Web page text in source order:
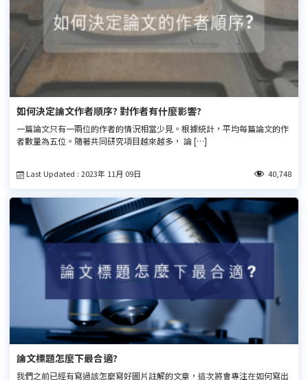
如何決定論文作者順序? 對作者有什麼影響?
一篇論文只有一兩位的作者的情況相當少見。根據統計，平均每篇論文的作
者數量為五位。隨著共同研究項目越來越多， 論 […]
Last Updated : 2023年 11月 09日 40,748
論文標題怎麼下最合適?
我們之前已經有寫過該怎麼寫好圖片註解的文章，這次將會專注在如何寫出